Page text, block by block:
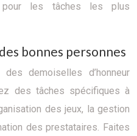
pour les tâches les plus
bonnes personnes
demoiselles d’honneur
des tâches spécifiques à
des jeux, la gestion
des prestataires. Faites